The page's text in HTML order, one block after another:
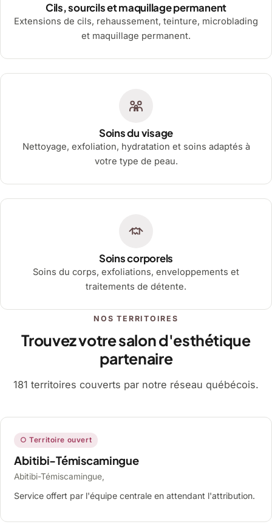
Cils, sourcils et maquillage permanent
Extensions de cils, rehaussement, teinture, microblading
et maquillage permanent.
Soins du visage
Nettoyage, exfoliation, hydratation et soins adaptés à
votre type de peau.
Soins corporels
Soins du corps, exfoliations, enveloppements et
traitements de détente.
NOS TERRITOIRES
Trouvez votre salon d'esthétique
partenaire
181 territoires couverts par notre réseau québécois.
○ Territoire ouvert
Abitibi-Témiscamingue
Abitibi-Témiscamingue,
Service offert par l'équipe centrale en attendant l'attribution.